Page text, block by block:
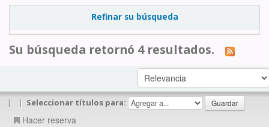
Refinar su búsqueda
Su búsqueda retornó 4 resultados.
| | Seleccionar títulos para:
Hacer reserva